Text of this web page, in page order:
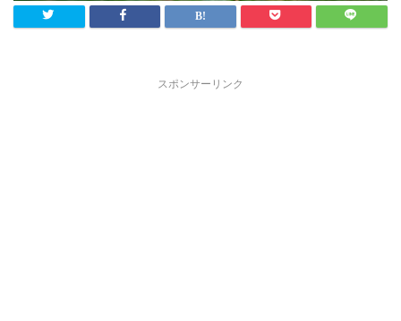
スポンサーリンク